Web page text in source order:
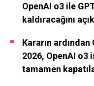
OpenAI o3 ile
kaldıracağını
Kararın
2026, OpenAI o3
tamamen